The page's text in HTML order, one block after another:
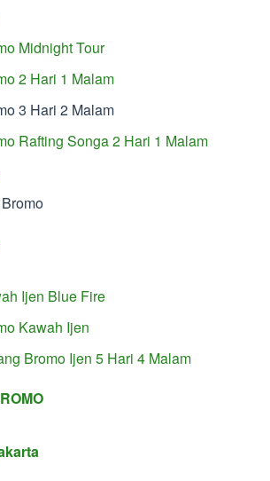
Midnight Tour
2 Hari 1 Malam
3 Hari 2 Malam
Rafting Songa 2 Hari 1 Malam
Ijen Blue Fire
Kawah Ijen
Bromo Ijen 5 Hari 4 Malam